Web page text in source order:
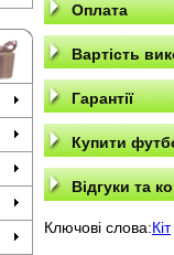
Оплата
Вартість
Гарантії
Купити
Відгуки та
Ключові слова:Кіт,